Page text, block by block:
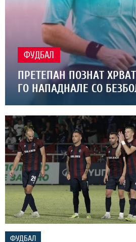
ФУДБАЛ
ПРЕТЕПАН ПОЗНАТ
ГО НАПАДНАЛЕ СО
ФУДБАЛ